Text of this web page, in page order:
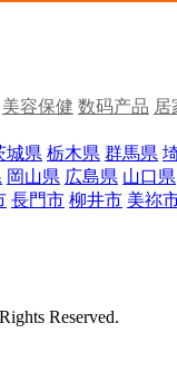
美容保健 数码产品 居
城県 栃木県 群馬県
岡山県 広島県 山口県
長門市 柳井市 美祢
Reserved.